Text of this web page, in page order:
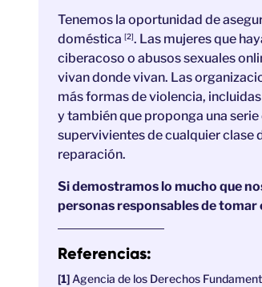
Tenemos la oportunidad de
doméstica [2]. Las mujeres que
ciberacoso o abusos sexuales
vivan donde vivan. Las
más formas de violencia,
y también que proponga una
supervivientes de cualquier clase
reparación.
Si demostramos lo mucho que
personas responsables de tomar
Referencias:
Agencia de los Derechos